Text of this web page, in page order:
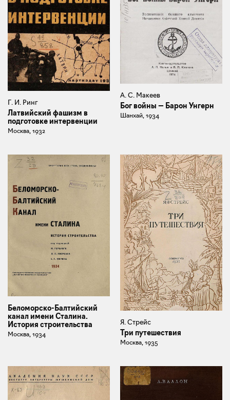
Г. И. Ринг
Латвийский фашизм в
подготовке интервенции
Москва, 1932
А. С. Макеев
Бог войны — Барон Унгерн
Шанхай, 1934
Беломорско-Балтийский
канал имени Сталина.
История строительства
Москва, 1934
Я. Стрейс
Три путешествия
Москва, 1935